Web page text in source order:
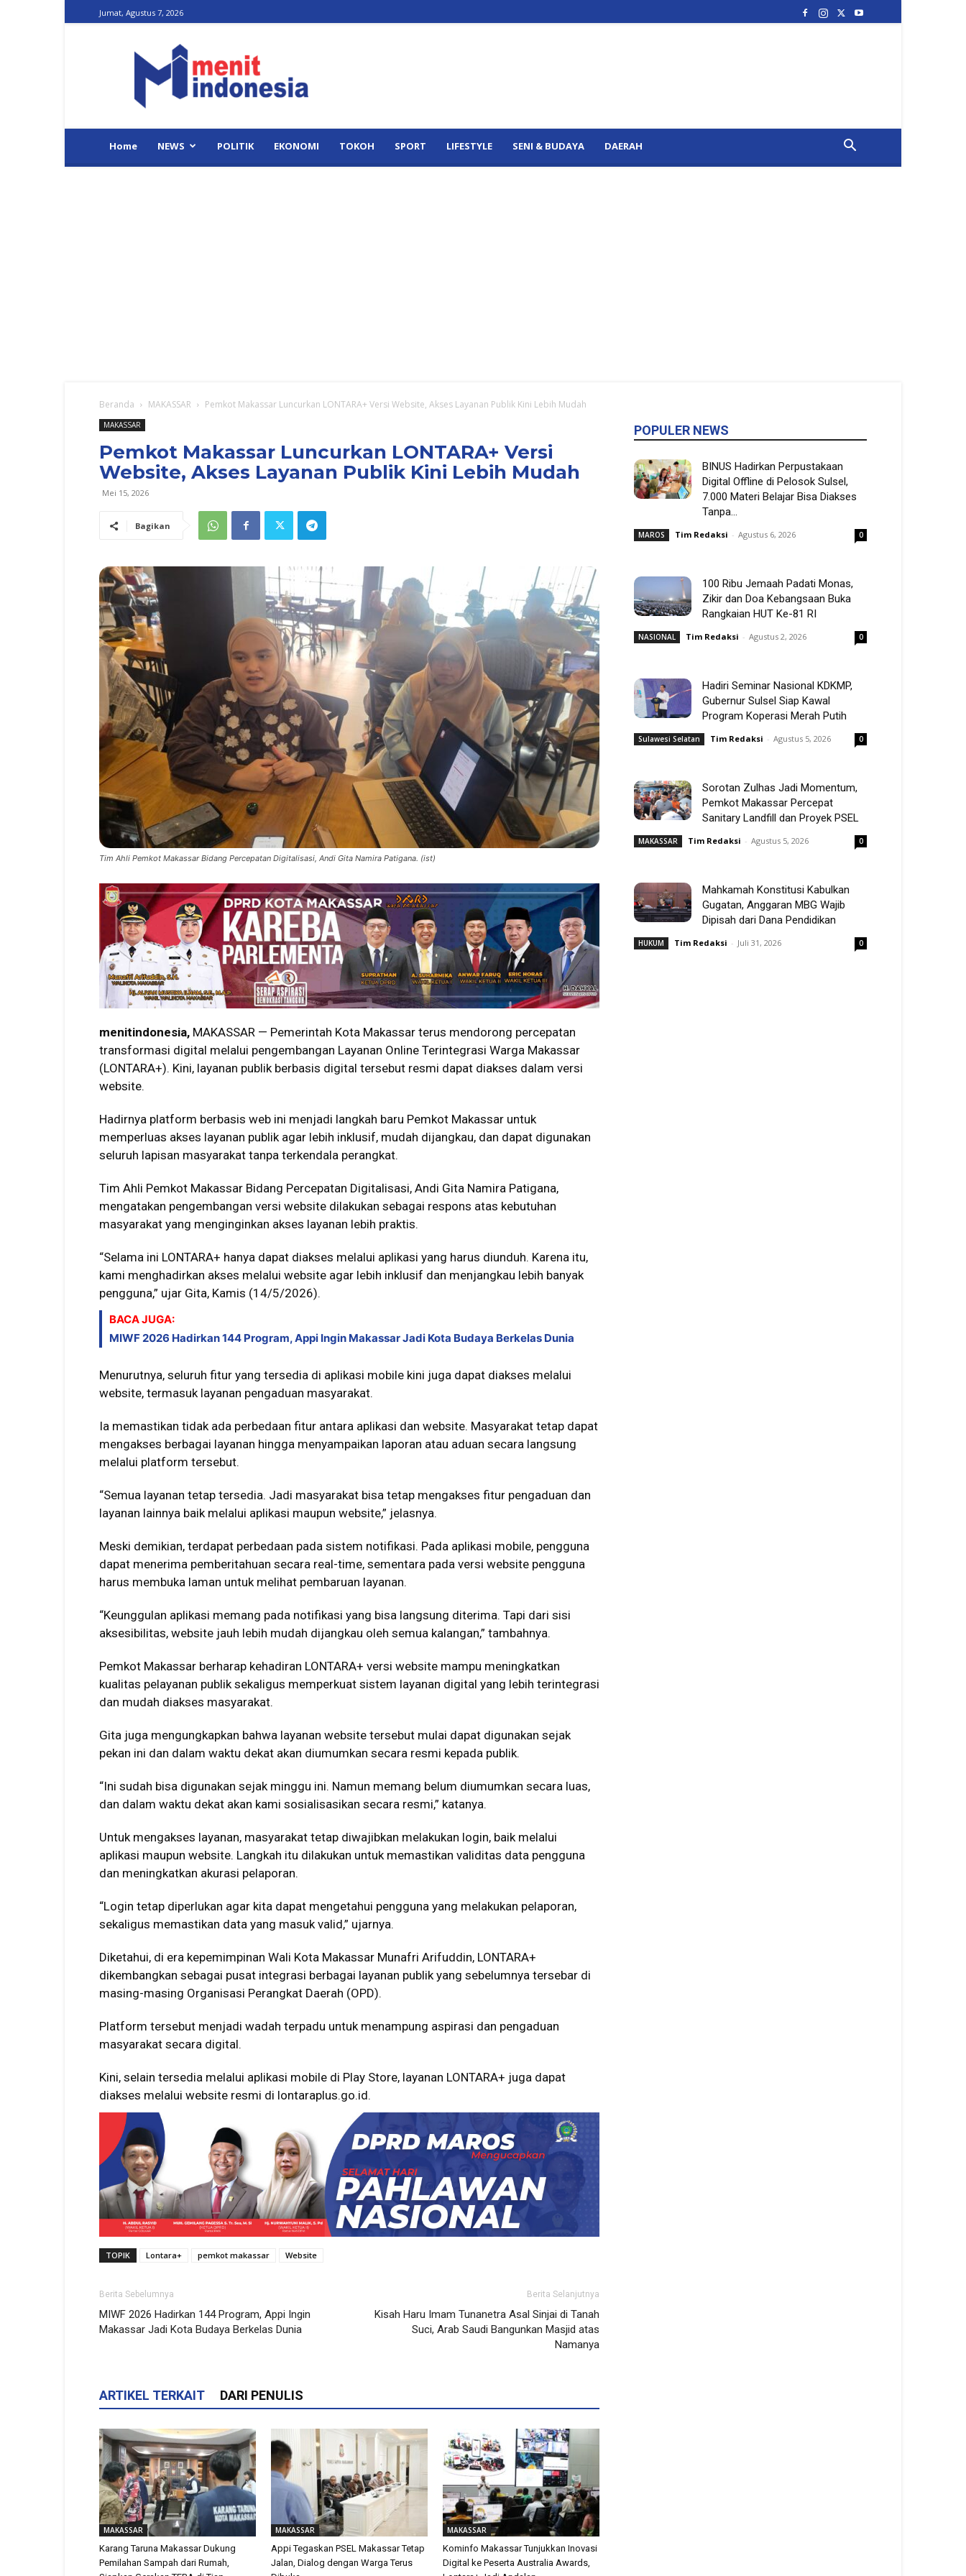
Jumat, Agustus 7, 2026
Indonesia
Home NEWS POLITIK EKONOMI TOKOH SPORT LIFESTYLE SENI & BUDAYA DAERAH
Beranda MAKASSAR Pemkot Makassar Luncurkan LONTARA+ Versi Website, Akses Layanan Publik Kini Lebih Mudah
MAKASSAR
Pemkot Makassar Luncurkan LONTARA+ Versi
Website, Akses Layanan Publik Kini Lebih Mudah
Mei 15, 2026
Bagikan
Tim Ahli Pemkot Makassar Bidang Percepatan Digitalisasi, Andi Gita Namira Patigana. (ist)
menitindonesia, MAKASSAR — Pemerintah Kota Makassar terus mendorong percepatan
transformasi digital melalui pengembangan Layanan Online Terintegrasi Warga Makassar
(LONTARA+). Kini, layanan publik berbasis digital tersebut resmi dapat diakses dalam versi
website.
Hadirnya platform berbasis web ini menjadi langkah baru Pemkot Makassar untuk
memperluas akses layanan publik agar lebih inklusif, mudah dijangkau, dan dapat digunakan
seluruh lapisan masyarakat tanpa terkendala perangkat.
Tim Ahli Pemkot Makassar Bidang Percepatan Digitalisasi, Andi Gita Namira Patigana,
mengatakan pengembangan versi website dilakukan sebagai respons atas kebutuhan
masyarakat yang menginginkan akses layanan lebih praktis.
“Selama ini LONTARA+ hanya dapat diakses melalui aplikasi yang harus diunduh. Karena itu,
kami menghadirkan akses melalui website agar lebih inklusif dan menjangkau lebih banyak
pengguna,” ujar Gita, Kamis (14/5/2026).
BACA JUGA:
MIWF 2026 Hadirkan 144 Program, Appi Ingin Makassar Jadi Kota Budaya Berkelas Dunia
Menurutnya, seluruh fitur yang tersedia di aplikasi mobile kini juga dapat diakses melalui
website, termasuk layanan pengaduan masyarakat.
Ia memastikan tidak ada perbedaan fitur antara aplikasi dan website. Masyarakat tetap dapat
mengakses berbagai layanan hingga menyampaikan laporan atau aduan secara langsung
melalui platform tersebut.
“Semua layanan tetap tersedia. Jadi masyarakat bisa tetap mengakses fitur pengaduan dan
layanan lainnya baik melalui aplikasi maupun website,” jelasnya.
Meski demikian, terdapat perbedaan pada sistem notifikasi. Pada aplikasi mobile, pengguna
dapat menerima pemberitahuan secara real-time, sementara pada versi website pengguna
harus membuka laman untuk melihat pembaruan layanan.
“Keunggulan aplikasi memang pada notifikasi yang bisa langsung diterima. Tapi dari sisi
aksesibilitas, website jauh lebih mudah dijangkau oleh semua kalangan,” tambahnya.
Pemkot Makassar berharap kehadiran LONTARA+ versi website mampu meningkatkan
kualitas pelayanan publik sekaligus memperkuat sistem layanan digital yang lebih terintegrasi
dan mudah diakses masyarakat.
Gita juga mengungkapkan bahwa layanan website tersebut mulai dapat digunakan sejak
pekan ini dan dalam waktu dekat akan diumumkan secara resmi kepada publik.
“Ini sudah bisa digunakan sejak minggu ini. Namun memang belum diumumkan secara luas,
dan dalam waktu dekat akan kami sosialisasikan secara resmi,” katanya.
Untuk mengakses layanan, masyarakat tetap diwajibkan melakukan login, baik melalui
aplikasi maupun website. Langkah itu dilakukan untuk memastikan validitas data pengguna
dan meningkatkan akurasi pelaporan.
“Login tetap diperlukan agar kita dapat mengetahui pengguna yang melakukan pelaporan,
sekaligus memastikan data yang masuk valid,” ujarnya.
Diketahui, di era kepemimpinan Wali Kota Makassar Munafri Arifuddin, LONTARA+
dikembangkan sebagai pusat integrasi berbagai layanan publik yang sebelumnya tersebar di
masing-masing Organisasi Perangkat Daerah (OPD).
Platform tersebut menjadi wadah terpadu untuk menampung aspirasi dan pengaduan
masyarakat secara digital.
Kini, selain tersedia melalui aplikasi mobile di Play Store, layanan LONTARA+ juga dapat
diakses melalui website resmi di lontaraplus.go.id.
TOPIK Lontara+ pemkot makassar Website
Berita Sebelumnya
MIWF 2026 Hadirkan 144 Program, Appi Ingin
Makassar Jadi Kota Budaya Berkelas Dunia
Berita Selanjutnya
Kisah Haru Imam Tunanetra Asal Sinjai di Tanah
Suci, Arab Saudi Bangunkan Masjid atas
Namanya
ARTIKEL TERKAIT DARI PENULIS
MAKASSAR
Karang Taruna Makassar Dukung
Pemilahan Sampah dari Rumah,
MAKASSAR
Appi Tegaskan PSEL Makassar Tetap
Jalan, Dialog dengan Warga Terus
MAKASSAR
Kominfo Makassar Tunjukkan Inovasi
Digital ke Peserta Australia Awards,
POPULER NEWS
BINUS Hadirkan Perpustakaan
Digital Offline di Pelosok Sulsel,
7.000 Materi Belajar Bisa Diakses
Tanpa...
MAROS Tim Redaksi - Agustus 6, 2026 0
100 Ribu Jemaah Padati Monas,
Zikir dan Doa Kebangsaan Buka
Rangkaian HUT Ke-81 RI
NASIONAL Tim Redaksi - Agustus 2, 2026 0
Hadiri Seminar Nasional KDKMP,
Gubernur Sulsel Siap Kawal
Program Koperasi Merah Putih
Sulawesi Selatan Tim Redaksi - Agustus 5, 2026 0
Sorotan Zulhas Jadi Momentum,
Pemkot Makassar Percepat
Sanitary Landfill dan Proyek PSEL
MAKASSAR Tim Redaksi - Agustus 5, 2026 0
Mahkamah Konstitusi Kabulkan
Gugatan, Anggaran MBG Wajib
Dipisah dari Dana Pendidikan
HUKUM Tim Redaksi - Juli 31, 2026 0